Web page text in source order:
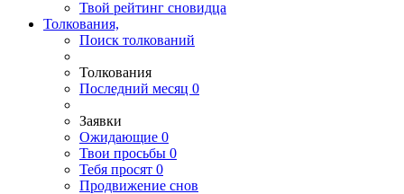
Твой рейтинг сновидца
Толкования,
Поиск толкований
Толкования
Последний месяц 0
Заявки
Ожидающие 0
Твои просьбы 0
Тебя просят 0
Продвижение снов